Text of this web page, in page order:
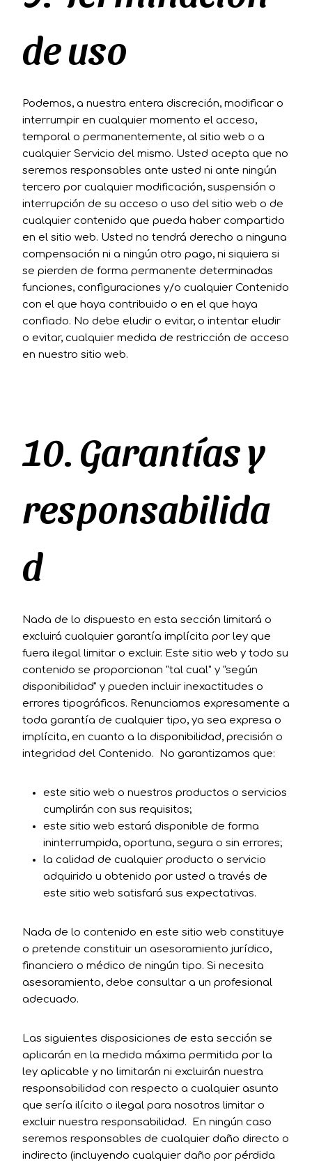
de uso
Podemos, a nuestra entera discreción, modificar o
interrumpir en cualquier momento el acceso,
temporal o permanentemente, al sitio web o a
cualquier Servicio del mismo. Usted acepta que no
seremos responsables ante usted ni ante ningún
tercero por cualquier modificación, suspensión o
interrupción de su acceso o uso del sitio web o de
cualquier contenido que pueda haber compartido
en el sitio web. Usted no tendrá derecho a ninguna
compensación ni a ningún otro pago, ni siquiera si
se pierden de forma permanente determinadas
funciones, configuraciones y/o cualquier Contenido
con el que haya contribuido o en el que haya
confiado. No debe eludir o evitar, o intentar eludir
o evitar, cualquier medida de restricción de acceso
en nuestro sitio web.
10. Garantías y
responsabilida
d
Nada de lo dispuesto en esta sección limitará o
excluirá cualquier garantía implícita por ley que
fuera ilegal limitar o excluir. Este sitio web y todo su
contenido se proporcionan "tal cual" y "según
disponibilidad" y pueden incluir inexactitudes o
errores tipográficos. Renunciamos expresamente a
toda garantía de cualquier tipo, ya sea expresa o
implícita, en cuanto a la disponibilidad, precisión o
integridad del Contenido. No garantizamos que:
este sitio web o nuestros productos o servicios
cumplirán con sus requisitos;
este sitio web estará disponible de forma
ininterrumpida, oportuna, segura o sin errores;
la calidad de cualquier producto o servicio
adquirido u obtenido por usted a través de
este sitio web satisfará sus expectativas.
Nada de lo contenido en este sitio web constituye
o pretende constituir un asesoramiento jurídico,
financiero o médico de ningún tipo. Si necesita
asesoramiento, debe consultar a un profesional
adecuado.
Las siguientes disposiciones de esta sección se
aplicarán en la medida máxima permitida por la
ley aplicable y no limitarán ni excluirán nuestra
responsabilidad con respecto a cualquier asunto
que sería ilícito o ilegal para nosotros limitar o
excluir nuestra responsabilidad. En ningún caso
seremos responsables de cualquier daño directo o
indirecto (incluyendo cualquier daño por pérdida